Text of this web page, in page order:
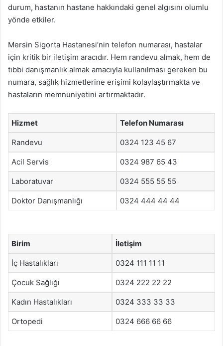
durum, hastanın hastane hakkındaki genel algısını olumlu
yönde etkiler.
Mersin Sigorta Hastanesi’nin telefon numarası, hastalar
için kritik bir iletişim aracıdır. Hem randevu almak, hem de
tıbbi danışmanlık almak amacıyla kullanılması gereken bu
numara, sağlık hizmetlerine erişimi kolaylaştırmakta ve
hastaların memnuniyetini artırmaktadır.
Hizmet Telefon Numarası
Randevu 0324 123 45 67
Acil Servis 0324 987 65 43
Laboratuvar 0324 555 55 55
Doktor Danışmanlığı 0324 444 44 44
Birim İletişim
İç Hastalıkları 0324 111 11 11
Çocuk Sağlığı 0324 222 22 22
Kadın Hastalıkları 0324 333 33 33
Ortopedi 0324 666 66 66